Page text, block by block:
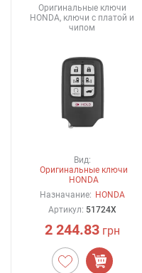
Оригинальные ключи
HONDA, ключи с платой и
чипом
Вид:
Оригинальные ключи
HONDA
Назначание: HONDA
Артикул: 51724X
2 244.83грн